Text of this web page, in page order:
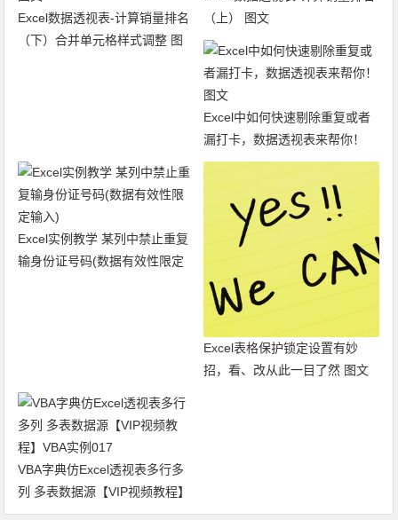
Excel数据透视表-计算销量排名
（下）合并单元格样式调整 图
（上） 图文
Excel中如何快速剔除重复或者
漏打卡，数据透视表来帮你！
图文
Excel实例教学 某列中禁止重复
输身份证号码(数据有效性限定
Excel表格保护锁定设置有妙
招，看、改从此一目了然 图文
VBA字典仿Excel透视表多行多
列 多表数据源【VIP视频教程】
VBA实例017